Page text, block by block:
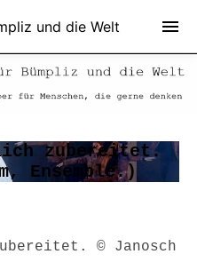
© Janosch
und die Welt